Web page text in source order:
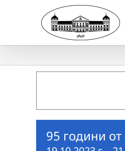
95 години от